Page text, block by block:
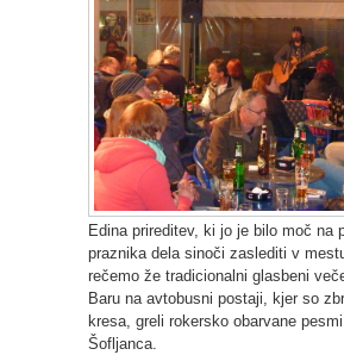
Edina prireditev, ki jo je bilo moč na
praznika dela sinoči zaslediti v
rečemo že tradicionalni glasbeni
Baru na avtobusni postaji, kjer so
kresa, greli rokersko obarvane
Šofljanca.